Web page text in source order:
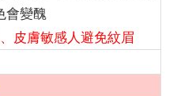
會變醜
皮膚敏感人避免紋眉